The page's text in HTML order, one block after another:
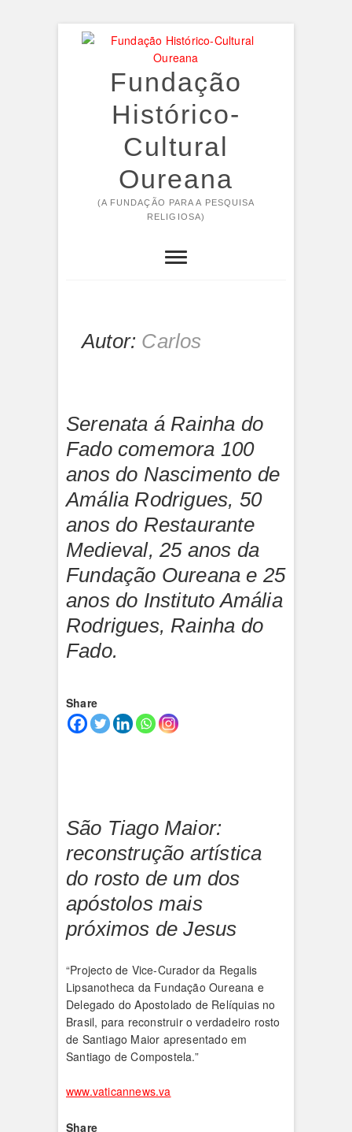
Fundação
Histórico-
Cultural
Oureana
(A FUNDAÇÃO PARA A PESQUISA
RELIGIOSA)
Autor: Carlos
Serenata á Rainha do
Fado comemora 100
anos do Nascimento de
Amália Rodrigues, 50
anos do Restaurante
Medieval, 25 anos da
Fundação Oureana e 25
anos do Instituto Amália
Rodrigues, Rainha do
Fado.
Share
São Tiago Maior:
reconstrução artística
do rosto de um dos
apóstolos mais
próximos de Jesus
“Projecto de Vice-Curador da Regalis
Lipsanotheca da Fundação Oureana e
Delegado do Apostolado de Relíquias no
Brasil, para reconstruir o verdadeiro rosto
de Santiago Maior apresentado em
Santiago de Compostela.”
www.vaticannews.va
Share